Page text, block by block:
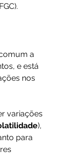
a
e está
nos
variações
),
para